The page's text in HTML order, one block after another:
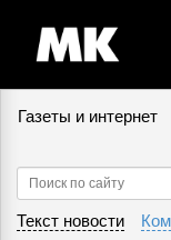
Газеты и интернет
Текст новости